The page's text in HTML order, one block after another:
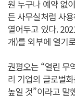
원 누구나 예약 없
든 사무실처럼 사
열어두고 있다.
개)를 외부에 열기
권평오는 “열린 무
리 기업의 글로벌
높일 것”이라고 말